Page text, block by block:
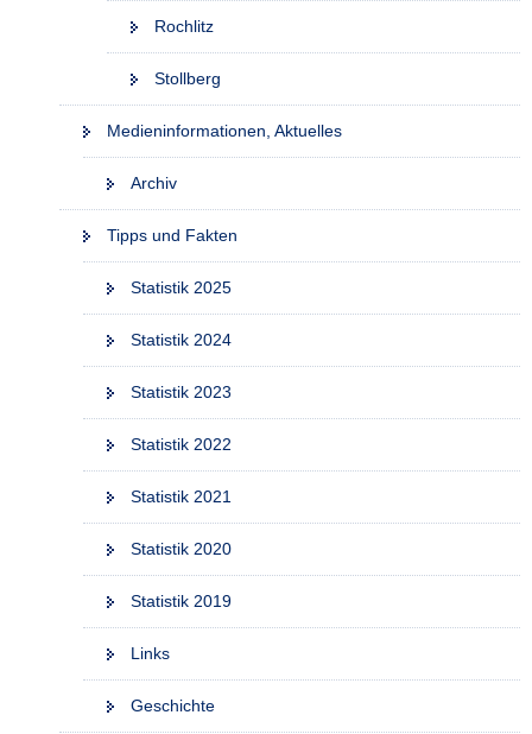
Rochlitz
Stollberg
Medieninformationen, Aktuelles
Archiv
Tipps und Fakten
Statistik 2025
Statistik 2024
Statistik 2023
Statistik 2022
Statistik 2021
Statistik 2020
Statistik 2019
Links
Geschichte